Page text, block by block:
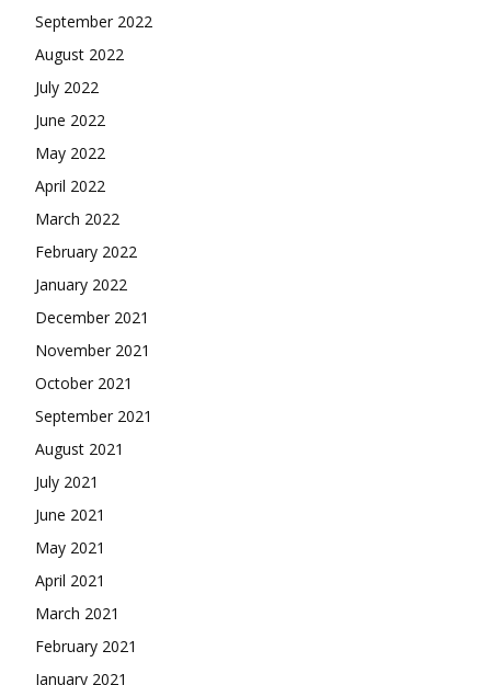
September 2022
August 2022
July 2022
June 2022
May 2022
April 2022
March 2022
February 2022
January 2022
December 2021
November 2021
October 2021
September 2021
August 2021
July 2021
June 2021
May 2021
April 2021
March 2021
February 2021
January 2021